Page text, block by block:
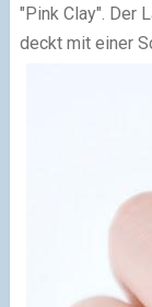
"Pink Clay" Der
deckt mit einer